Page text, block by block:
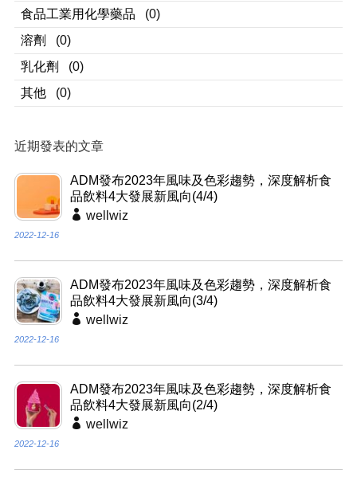
食品工業用化學藥品
(0)
溶劑
(0)
乳化劑
(0)
其他
(0)
近期發表的文章
ADM發布2023年風味及色彩趨勢，深度解析食
品飲料4大發展新風向(4/4)
wellwiz
2022-12-16
ADM發布2023年風味及色彩趨勢，深度解析食
品飲料4大發展新風向(3/4)
wellwiz
2022-12-16
ADM發布2023年風味及色彩趨勢，深度解析食
品飲料4大發展新風向(2/4)
wellwiz
2022-12-16